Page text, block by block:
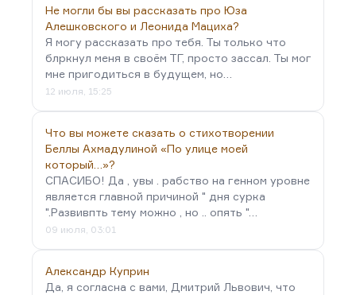
Не могли бы вы рассказать про Юза
Алешковского и Леонида Мациха?
Я могу рассказать про тебя. Ты только что
блркнул меня в своём ТГ, просто зассал. Ты мог
мне пригодиться в будущем, но…
12 июля, 15:25
Что вы можете сказать о стихотворении
Беллы Ахмадулиной «По улице моей
который…»?
СПАСИБО! Да , увы . рабство на генном уровне
является главной причиной " дня сурка
".Развивпть тему можно , но .. опять "…
09 июля, 03:01
Александр Куприн
Да, я согласна с вами, Дмитрий Львович, что